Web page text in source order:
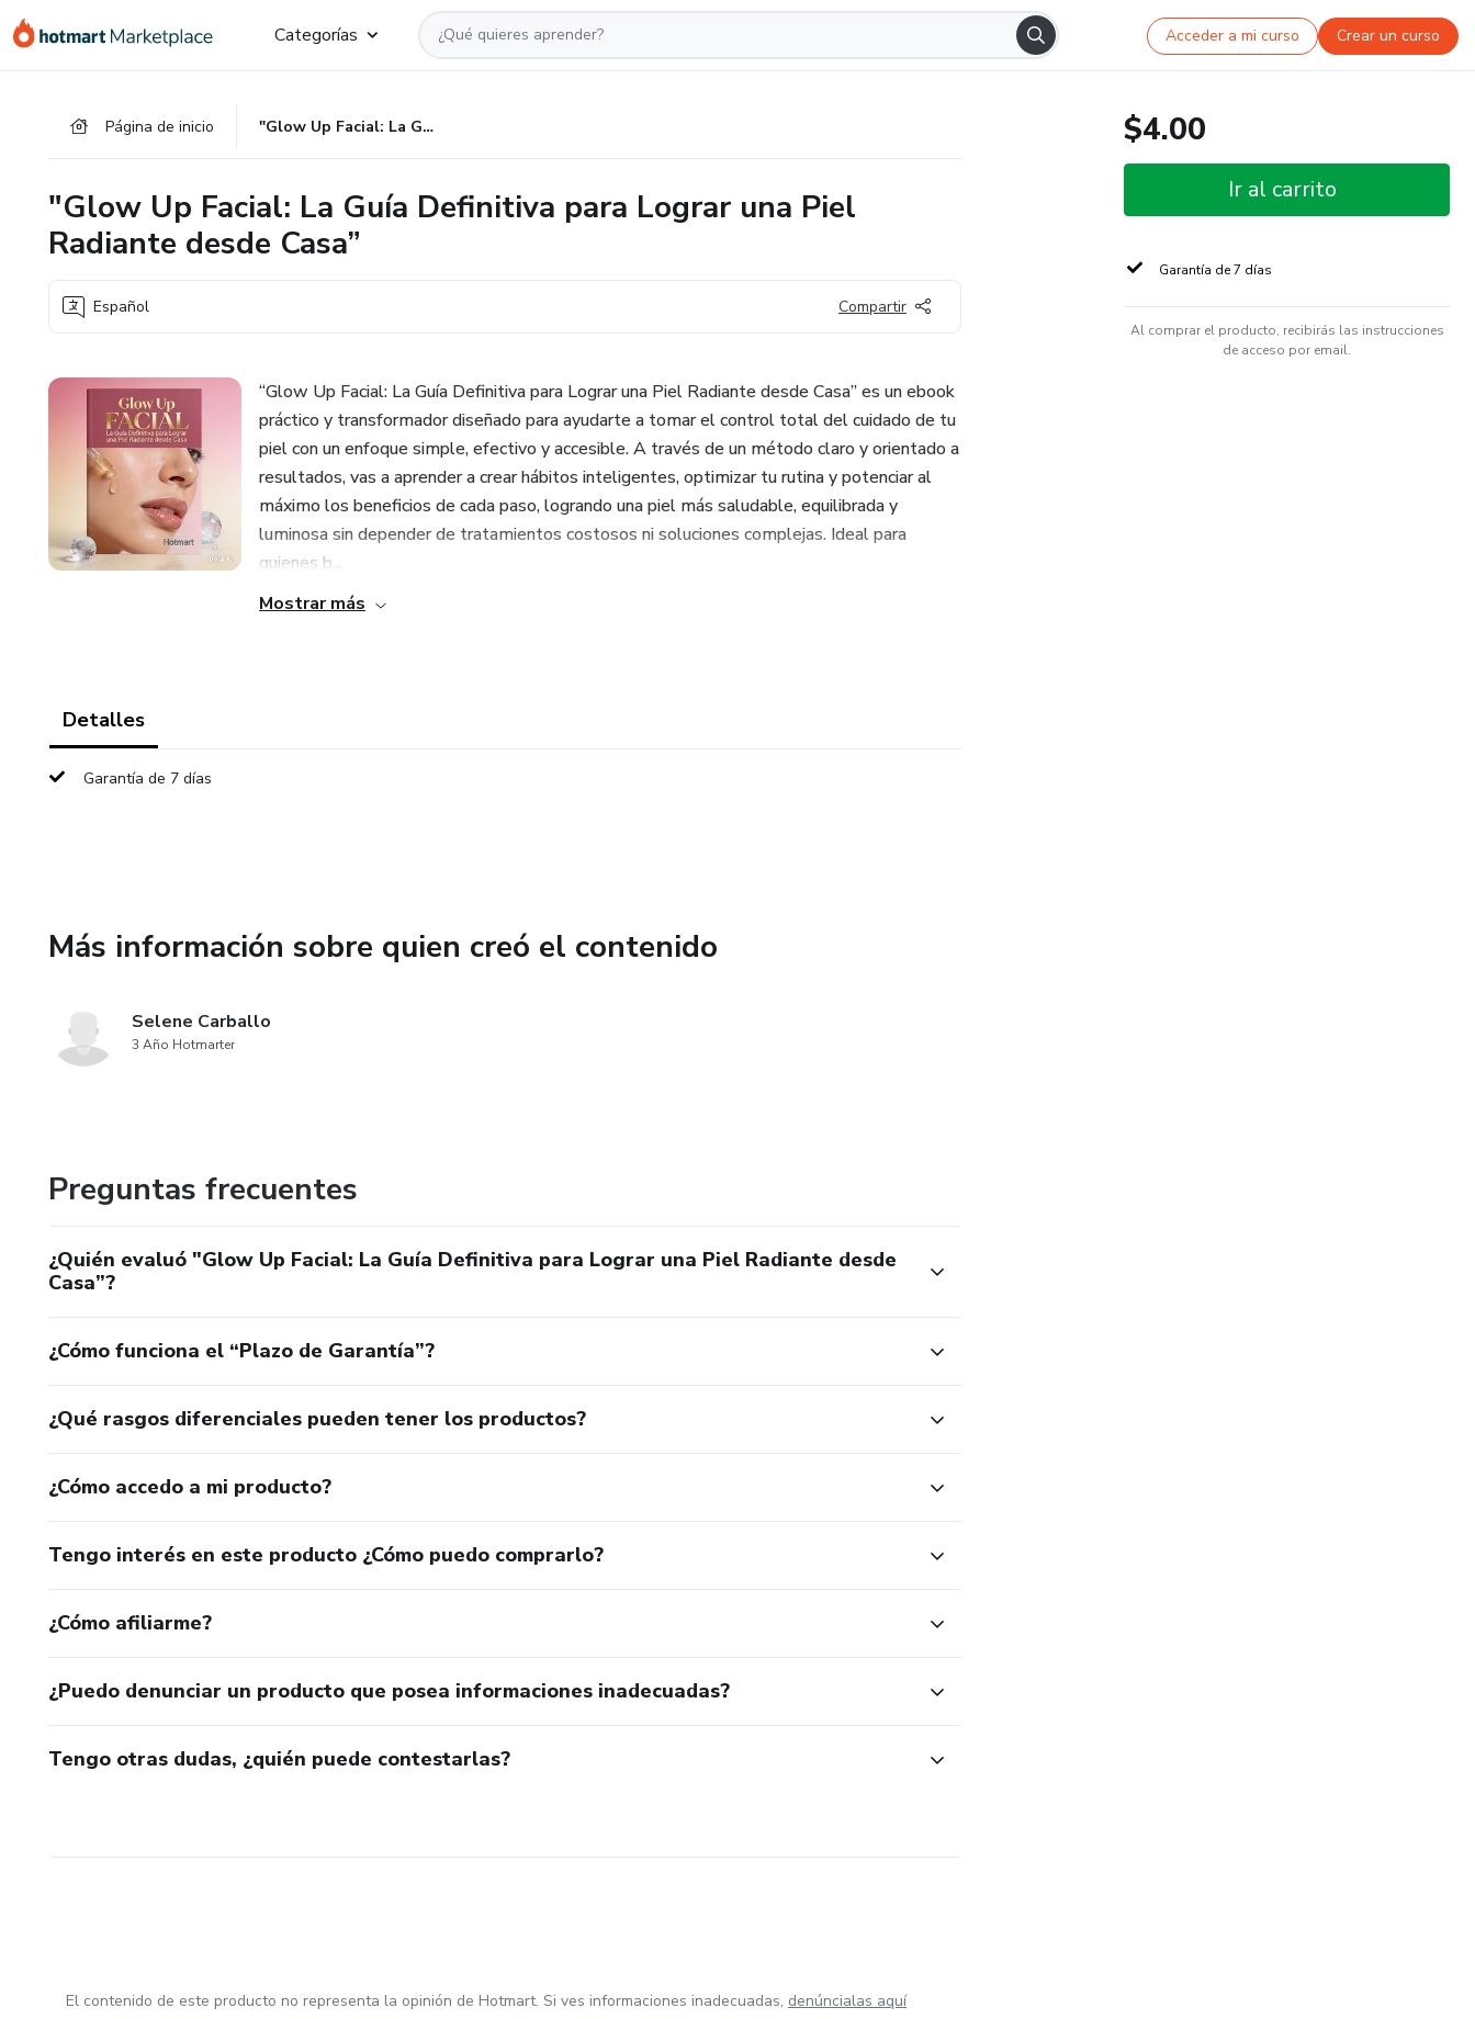
Categorías Acceder a mi curso Crear un curso
Página de inicio "Glow Up Facial: La Guía Definitiva para Lograr una Piel Radiante desde Casa”
"Glow Up Facial: La Guía Definitiva para Lograr una Piel
Radiante desde Casa”
Español Compartir
“Glow Up Facial: La Guía Definitiva para Lograr una Piel Radiante desde Casa” es un ebook
práctico y transformador diseñado para ayudarte a tomar el control total del cuidado de tu
piel con un enfoque simple, efectivo y accesible. A través de un método claro y orientado a
resultados, vas a aprender a crear hábitos inteligentes, optimizar tu rutina y potenciar al
máximo los beneficios de cada paso, logrando una piel más saludable, equilibrada y
luminosa sin depender de tratamientos costosos ni soluciones complejas. Ideal para
quienes b...
Mostrar más
Detalles
Garantía de 7 días
Más información sobre quien creó el contenido
Selene Carballo
3 Año Hotmarter
Preguntas frecuentes
¿Quién evaluó "Glow Up Facial: La Guía Definitiva para Lograr una Piel Radiante desde
Casa”?
¿Cómo funciona el “Plazo de Garantía”?
¿Qué rasgos diferenciales pueden tener los productos?
¿Cómo accedo a mi producto?
Tengo interés en este producto ¿Cómo puedo comprarlo?
¿Cómo afiliarme?
¿Puedo denunciar un producto que posea informaciones inadecuadas?
Tengo otras dudas, ¿quién puede contestarlas?
$4.00
Ir al carrito
Garantía de 7 días
Al comprar el producto, recibirás las instrucciones
de acceso por email.
El contenido de este producto no representa la opinión de Hotmart. Si ves informaciones inadecuadas, denúncialas aquí